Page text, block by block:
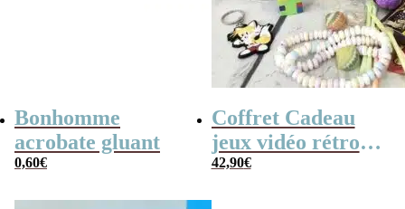
Bonhomme
acrobate gluant
0,60€
Coffret Cadeau
jeux vidéo rétro
(avec sa console de
42,90€